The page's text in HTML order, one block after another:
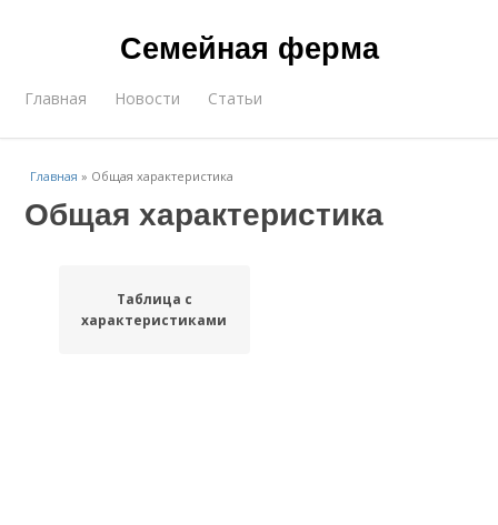
Семейная ферма
Главная Новости Статьи
Главная » Общая характеристика
Общая характеристика
Таблица с
характеристиками